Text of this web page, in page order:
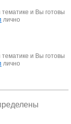
и Вы готовы
лично
и Вы готовы
лично